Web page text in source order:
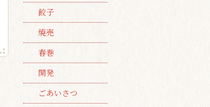
餃子
焼売
春巻
開発
ごあいさつ